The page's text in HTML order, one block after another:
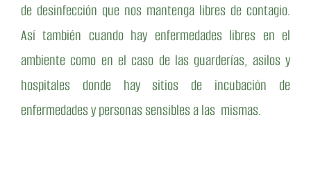
de desinfección que nos mantenga libres de contagio.
Así también cuando hay enfermedades libres en el
ambiente como en el caso de las guarderías, asilos y
hospitales donde hay sitios de incubación de
enfermedades y personas sensibles a las mismas.